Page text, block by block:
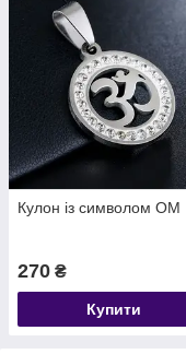
Кулон із символом ОМ
270 ₴
Купити